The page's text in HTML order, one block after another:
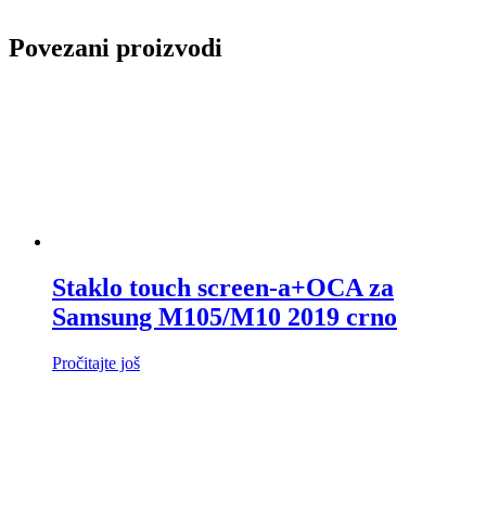
Povezani proizvodi
Staklo touch screen-a+OCA za
Samsung M105/M10 2019 crno
Pročitajte još